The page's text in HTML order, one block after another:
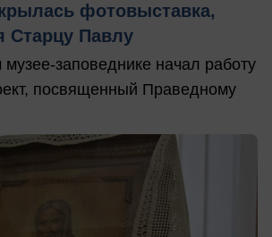
фотовыставка,
Старцу Павлу
музее-заповеднике начал работу
посвященный Праведному